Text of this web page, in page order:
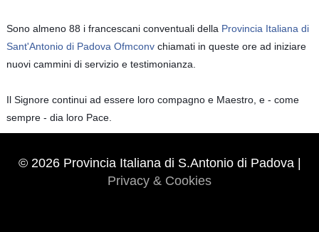
Sono almeno 88 i francescani conventuali della Provincia Italiana di
Sant'Antonio di Padova Ofmconvchiamati in queste ore ad iniziare
nuovi cammini di servizio e testimonianza.
Il Signore continui ad essere loro compagno e Maestro, e - come
sempre - dia loro Pace.
© 2026 Provincia Italiana di S.Antonio di Padova |
Privacy & Cookies